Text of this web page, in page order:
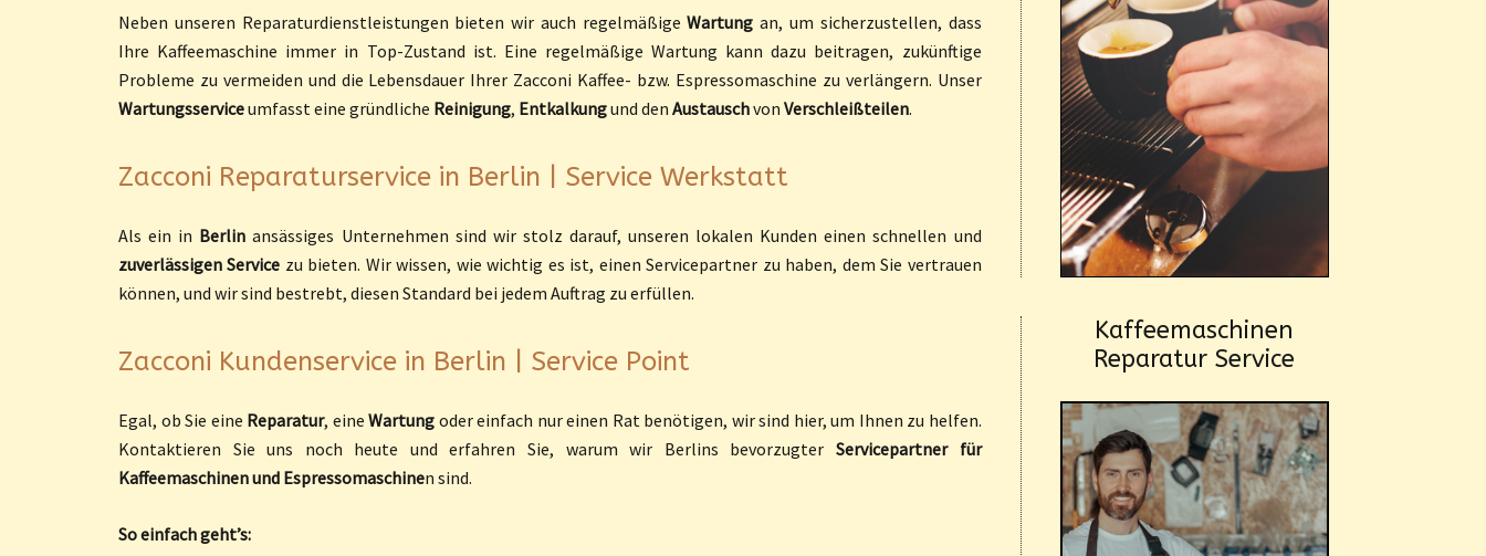
Neben unseren Reparaturdienstleistungen bieten wir auch regelmäßigeWartung an, um sicherzustellen, dass
Ihre Kaffeemaschine immer in Top-Zustand ist. Eine regelmäßige Wartung kann dazu beitragen, zukünftige
Probleme zu vermeiden und die Lebensdauer Ihrer Zacconi Kaffee- bzw. Espressomaschine zu verlängern. Unser
Wartungsserviceumfasst eine gründliche Reinigung, Entkalkungund den Austauschvon Verschleißteilen.
Zacconi Reparaturservice in Berlin | Service Werkstatt
Als ein in Berlin ansässiges Unternehmen sind wir stolz darauf, unseren lokalen Kunden einen schnellen und
zuverlässigen Service zu bieten. Wir wissen, wie wichtig es ist, einen Servicepartner zu haben, dem Sie vertrauen
können, und wir sind bestrebt, diesen Standard bei jedem Auftrag zu erfüllen.
Zacconi Kundenservice in Berlin | Service Point
Egal, ob Sie eine Reparatur, eine Wartung oder einfach nur einen Rat benötigen, wir sind hier, um Ihnen zu helfen.
Kontaktieren Sie uns noch heute und erfahren Sie, warum wir Berlins bevorzugter Servicepartner für
Kaffeemaschinen und Espressomaschinen sind.
So einfach geht’s:
Kaffeemaschinen
Reparatur Service